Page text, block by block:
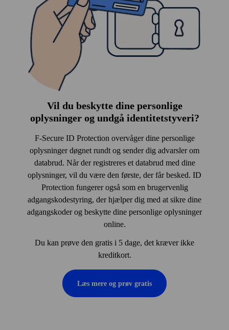
Vil du beskytte dine personlige
oplysninger og undgå identitets­tyveri?
F‑Secure ID Protection overvåger dine personlige
oplysninger døgnet rundt og sender dig advarsler om
databrud. Når der registreres et databrud med dine
oplysninger, vil du være den første, der får besked. ID
Protection fungerer også som en brugervenlig
adgangskodestyring, der hjælper dig med at sikre dine
adgangskoder og beskytte dine personlige oplysninger
online.
Du kan prøve den gratis i 5 dage, det kræver ikke
kreditkort.
Læs mere og prøv gratis